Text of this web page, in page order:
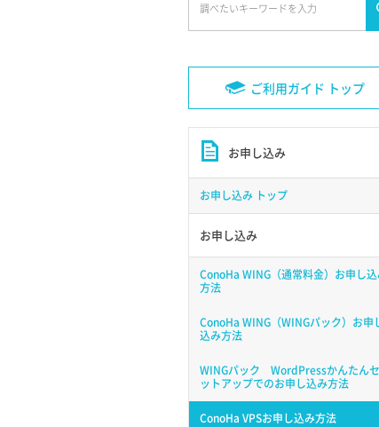
ご利用ガイド トップ
お申し込み
お申し込み トップ
お申し込み
ConoHa WING（通常料金）お申し
方法
ConoHa WING（WINGパック）お申
込み方法
WINGパック WordPressかんたんセ
ットアップでのお申し込み方法
ConoHa VPSお申し込み方法